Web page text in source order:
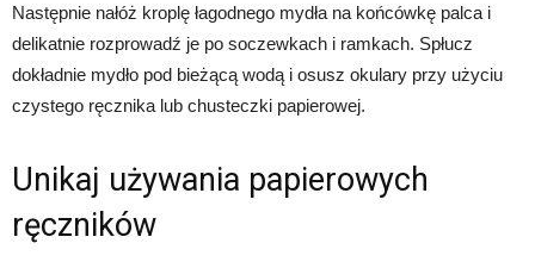
Następnie nałóż kroplę łagodnego mydła na końcówkę palca i
delikatnie rozprowadź je po soczewkach i ramkach. Spłucz
dokładnie mydło pod bieżącą wodą i osusz okulary przy użyciu
czystego ręcznika lub chusteczki papierowej.
Unikaj używania papierowych
ręczników